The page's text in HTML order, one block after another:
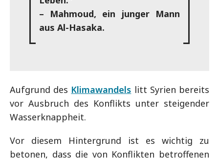
– Mahmoud, ein junger Mann
aus Al-Hasaka.
Aufgrund des Klimawandels litt Syrien bereits
vor Ausbruch des Konflikts unter steigender
Wasserknappheit.
Vor diesem Hintergrund ist es wichtig zu
betonen, dass die von Konflikten betroffenen